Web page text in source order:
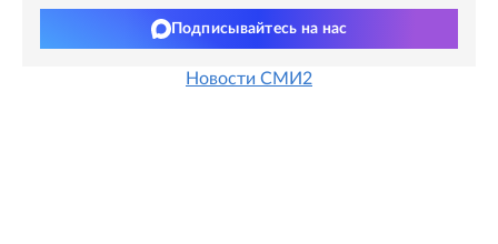
Подписывайтесь на нас
Новости СМИ2